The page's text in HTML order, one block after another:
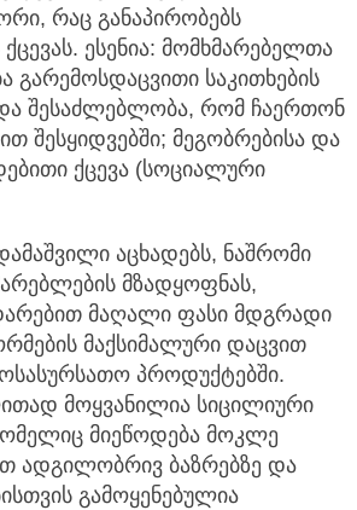
რაც განაპირობებს
ესენია: მომხმარებელთა
გარემოსდაცვითი საკითხების
შესაძლებლობა, რომ ჩაერთონ
შესყიდვებში; მეგობრებისა და
ქცევა (სოციალური
აცხადებს, ნაშრომი
მზადყოფნას,
მაღალი ფასი მდგრადი
მაქსიმალური დაცვით
პროდუქტებში.
მოყვანილია სიცილიური
მიეწოდება მოკლე
ადგილობრივ ბაზრებზე და
გამოყენებულია